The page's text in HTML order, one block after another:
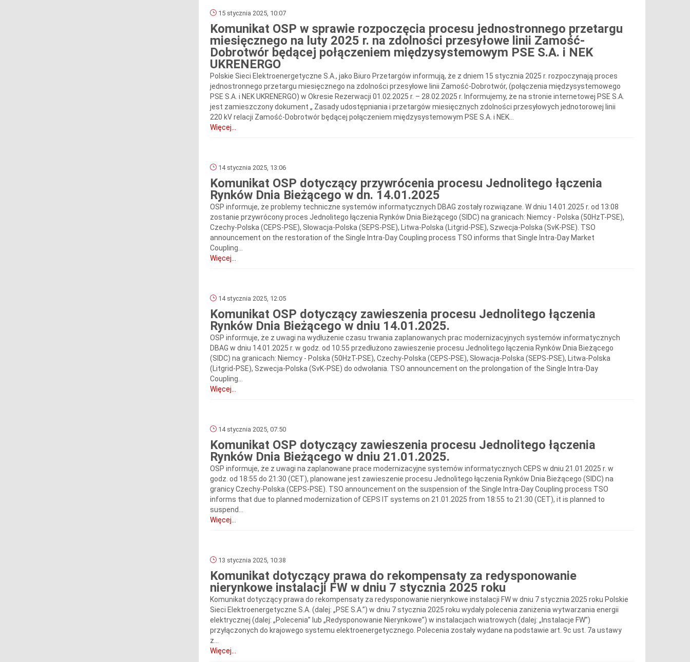
15 stycznia 2025, 10:07
Komunikat OSP w sprawie rozpoczęcia procesu jednostronnego przetargu
miesięcznego na luty 2025 r. na zdolności przesyłowe linii Zamość-
Dobrotwór będącej połączeniem międzysystemowym PSE S.A. i NEK
UKRENERGO
Polskie Sieci Elektroenergetyczne S.A., jako Biuro Przetargów informują, że z dniem 15 stycznia 2025 r. rozpoczynają proces
jednostronnego przetargu miesięcznego na zdolności przesyłowe linii Zamość‑Dobrotwór, (połączenia międzysystemowego
PSE S.A. i NEK UKRENERGO) w Okresie Rezerwacji 01.02.2025 r. – 28.02.2025 r. Informujemy, że na stronie internetowej PSE S.A.
jest zamieszczony dokument „ Zasady udostępniania i przetargów miesięcznych zdolności przesyłowych jednotorowej linii
220 kV relacji Zamość‑Dobrotwór będącej połączeniem międzysystemowym PSE S.A. i NEK...
Więcej...
14 stycznia 2025, 13:06
Komunikat OSP dotyczący przywrócenia procesu Jednolitego łączenia
Rynków Dnia Bieżącego w dn. 14.01.2025
OSP informuje, że problemy techniczne systemów informatycznych DBAG zostały rozwiązane. W dniu 14.01.2025 r. od 13:08
zostanie przywrócony proces Jednolitego łączenia Rynków Dnia Bieżącego (SIDC) na granicach: Niemcy - Polska (50HzT-PSE),
Czechy-Polska (CEPS-PSE), Słowacja-Polska (SEPS-PSE), Litwa-Polska (Litgrid-PSE), Szwecja-Polska (SvK-PSE). TSO
announcement on the restoration of the Single Intra-Day Coupling process TSO informs that Single Intra-Day Market
Coupling...
Więcej...
14 stycznia 2025, 12:05
Komunikat OSP dotyczący zawieszenia procesu Jednolitego łączenia
Rynków Dnia Bieżącego w dniu 14.01.2025.
OSP informuje, że z uwagi na wydłużenie czasu trwania zaplanowanych prac modernizacyjnych systemów informatycznych
DBAG w dniu 14.01.2025 r. w godz. od 10:55 przedłużono zawieszenie procesu Jednolitego łączenia Rynków Dnia Bieżącego
(SIDC) na granicach: Niemcy - Polska (50HzT-PSE), Czechy-Polska (CEPS-PSE), Słowacja-Polska (SEPS-PSE), Litwa-Polska
(Litgrid-PSE), Szwecja-Polska (SvK-PSE) do odwołania. TSO announcement on the prolongation of the Single Intra-Day
Coupling...
Więcej...
14 stycznia 2025, 07:50
Komunikat OSP dotyczący zawieszenia procesu Jednolitego łączenia
Rynków Dnia Bieżącego w dniu 21.01.2025.
OSP informuje, że z uwagi na zaplanowane prace modernizacyjne systemów informatycznych CEPS w dniu 21.01.2025 r. w
godz. od 18:55 do 21:30 (CET), planowane jest zawieszenie procesu Jednolitego łączenia Rynków Dnia Bieżącego (SIDC) na
granicy Czechy-Polska (CEPS-PSE). TSO announcement on the suspension of the Single Intra-Day Coupling process TSO
informs that due to planned modernization of CEPS IT systems on 21.01.2025 from 18:55 to 21:30 (CET), it is planned to
suspend...
Więcej...
13 stycznia 2025, 10:38
Komunikat dotyczący prawa do rekompensaty za redysponowanie
nierynkowe instalacji FW w dniu 7 stycznia 2025 roku
Komunikat dotyczący prawa do rekompensaty za redysponowanie nierynkowe instalacji FW w dniu 7 stycznia 2025 roku Polskie
Sieci Elektroenergetyczne S.A. (dalej: „PSE S.A.”) w dniu 7 stycznia 2025 roku wydały polecenia zaniżenia wytwarzania energii
elektrycznej (dalej: „Polecenia” lub „Redysponowanie Nierynkowe”) w instalacjach wiatrowych (dalej: „Instalacje FW”)
przyłączonych do krajowego systemu elektroenergetycznego. Polecenia zostały wydane na podstawie art. 9c ust. 7a ustawy
z...
Więcej...